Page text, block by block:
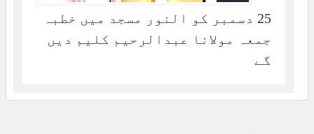
25 دسمبر کو النور مسجد میں خطبہ
جمعہ مولانا عبدالرحیم کلیم دیں
گے